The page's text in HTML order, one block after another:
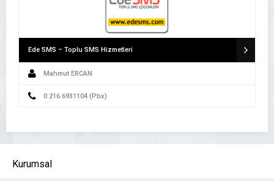
Ede SMS – Toplu SMS Hizmetleri
Mahmut ERCAN
0 216 6931104 (Pbx)
Kurumsal